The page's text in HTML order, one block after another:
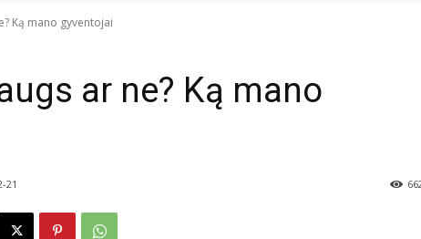
Ką mano gyventojai
ar ne? Ką mano
21